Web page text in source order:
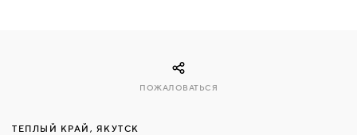
ТЕПЛЫЙ КРАЙ, ЯКУТСК
ПОЖАЛОВАТЬСЯ